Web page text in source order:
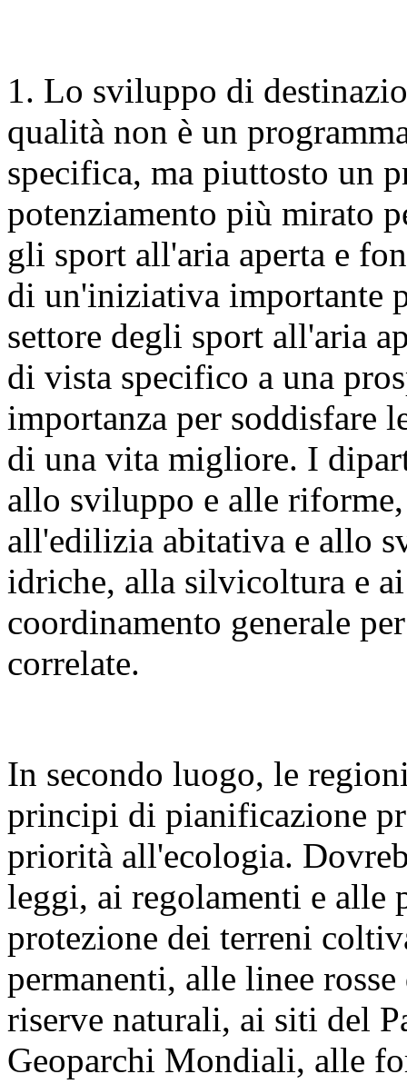
1. Lo sviluppo di
qualità non è un
specifica, ma piuttosto un
potenziamento più mirato
gli sport all'aria aperta e
di un'iniziativa importante
settore degli sport all'aria
di vista specifico a una
importanza per soddisfare
di una vita migliore. I
allo sviluppo e alle
all'edilizia abitativa e allo
idriche, alla silvicoltura e
coordinamento generale
correlate.
In secondo luogo, le
principi di pianificazione
priorità all'ecologia.
leggi, ai regolamenti e
protezione dei terreni
permanenti, alle linee
riserve naturali, ai siti del
Geoparchi Mondiali, alle